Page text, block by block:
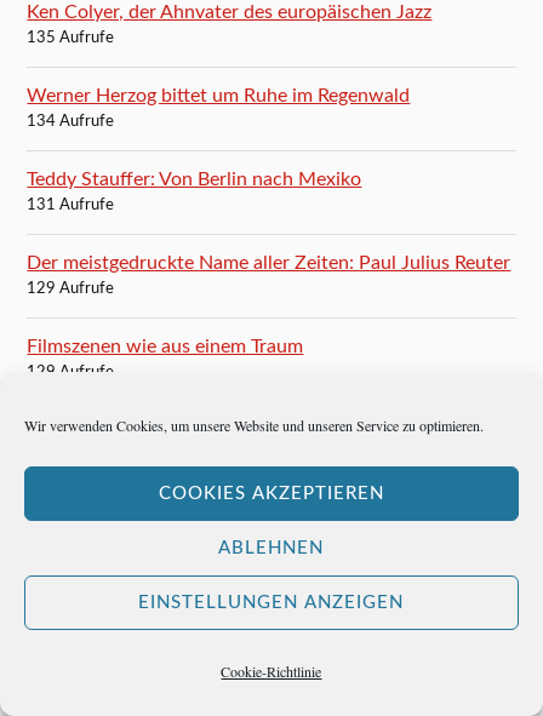
Wir verwenden Cookies, um unsere Website und unseren Service zu optimieren.
COOKIES AKZEPTIEREN
ABLEHNEN
EINSTELLUNGEN ANZEIGEN
Cookie-Richtlinie
Ken Colyer, der Ahnvater des europäischen Jazz
135 Aufrufe
Werner Herzog bittet um Ruhe im Regenwald
134 Aufrufe
Teddy Stauffer: Von Berlin nach Mexiko
131 Aufrufe
Der meistgedruckte Name aller Zeiten: Paul Julius Reuter
129 Aufrufe
Filmszenen wie aus einem Traum
129 Aufrufe
Señor Teddy in Acapulco
B. Traven wohnt in München, Clemensstrasse 84
Mein Gott, welch eine großartige Zeit!
123 Aufrufe
Der wunderschöne Moon River